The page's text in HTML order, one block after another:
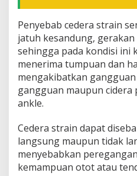
Penyebab cedera strain
jatuh kesandung,
sehingga pada kondisi ini
menerima tumpuan dan
mengakibatkan
gangguan maupun cidera
ankle.
Cedera strain dapat
langsung maupun tidak
menyebabkan
kemampuan otot atau